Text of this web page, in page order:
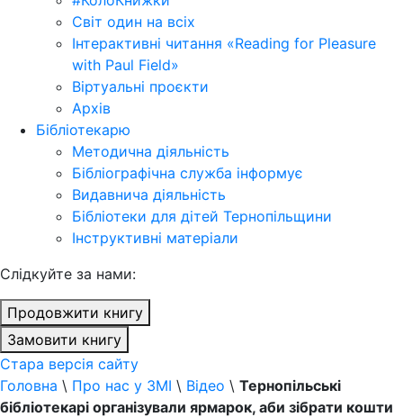
Світ один на всіх
Інтерактивні читання «Reading for Pleasure
with Paul Field»
Віртуальні проєкти
Архів
Бібліотекарю
Методична діяльність
Бібліографічна служба інформує
Видавнича діяльність
Бібліотеки для дітей Тернопільщини
Інструктивні матеріали
Cлідкуйте за нами:
Продовжити книгу
Замовити книгу
Стара версія сайту
Головна \ Про нас у ЗМІ \ Відео \ Тернопільські
бібліотекарі організували ярмарок, аби зібрати кошти